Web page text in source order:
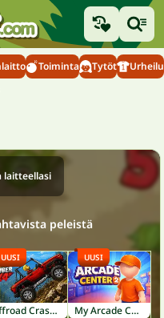
Toiminta Tytöt Urheilu
laitteellasi
peleistä
Offroad Crash Climber 4X4
UUSI
My Arcade Center 2
UUSI